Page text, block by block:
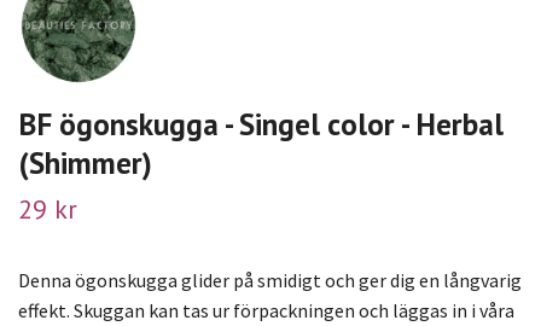
BF ögonskugga - Singel color - Herbal
(Shimmer)
29 kr
Denna ögonskugga glider på smidigt och ger dig en långvarig
effekt. Skuggan kan tas ur förpackningen och läggas in i våra